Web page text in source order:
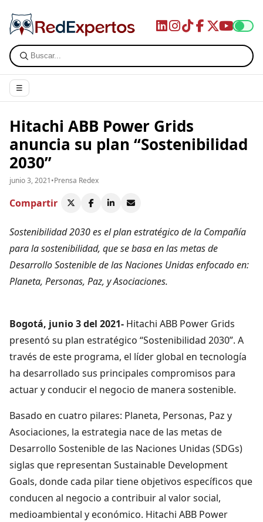
☰
Hitachi ABB Power Grids
anuncia su plan “Sostenibilidad
2030”
junio 3, 2021•Prensa Redex
Compartir
Sostenibilidad 2030 es el plan estratégico de la Compañía
para la sostenibilidad, que se basa en las metas de
Desarrollo Sostenible de las Naciones Unidas enfocado en:
Planeta, Personas, Paz, y Asociaciones.
Bogotá, junio 3 del 2021- Hitachi ABB Power Grids
presentó su plan estratégico “Sostenibilidad 2030”. A
través de este programa, el líder global en tecnología
ha desarrollado sus principales compromisos para
actuar y conducir el negocio de manera sostenible.
Basado en cuatro pilares: Planeta, Personas, Paz y
Asociaciones, la estrategia nace de las metas de
Desarrollo Sostenible de las Naciones Unidas (SDGs)
siglas que representan Sustainable Development
Goals, donde cada pilar tiene objetivos específicos que
conducen al negocio a contribuir al valor social,
medioambiental y económico. Hitachi ABB Power